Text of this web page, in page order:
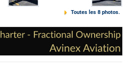
Toutes les 8 photos.